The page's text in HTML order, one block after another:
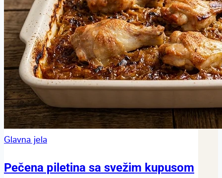
Glavna jela
Pečena piletina sa svežim kupusom